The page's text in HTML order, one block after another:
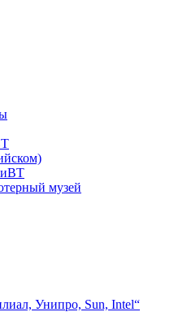
музей
Унипро, Sun, Intel“